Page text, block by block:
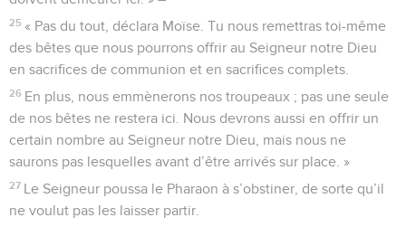
25 « Pas du tout, déclara Moïse. Tu nous remettras toi-même
des bêtes que nous pourrons offrir au Seigneur notre Dieu
en sacrifices de communion et en sacrifices complets.
26 En plus, nous emmènerons nos troupeaux ; pas une seule
de nos bêtes ne restera ici. Nous devrons aussi en offrir un
certain nombre au Seigneur notre Dieu, mais nous ne
saurons pas lesquelles avant d’être arrivés sur place. »
27 Le Seigneur poussa le Pharaon à s’obstiner, de sorte qu’il
ne voulut pas les laisser partir.